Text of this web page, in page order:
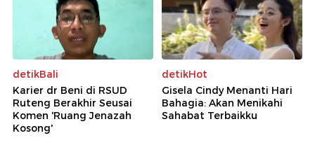
detikBali
Karier dr Beni di RSUD
Ruteng Berakhir Seusai
Komen 'Ruang Jenazah
Kosong'
detikHot
Gisela Cindy Menanti Hari
Bahagia: Akan Menikahi
Sahabat Terbaikku